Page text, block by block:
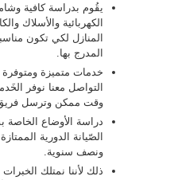
يقُوم بدراسة كافية
الكهربائية والأسلاك
المنازل لكي تكون
المدرج بها.
خدمات متميزة ومتوفرة
التواصل معنا نوفر
وقت ممكن وترسل
دراسة الأوضاع الخاصة
الصّيانة الدورية
ونصف سنوية.
ذلك لأننا نمتلك